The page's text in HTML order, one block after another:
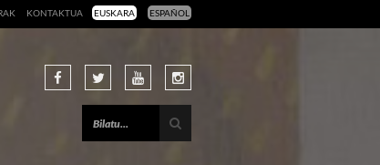
EUSKARA ESPAÑOL
KONTAKTUA